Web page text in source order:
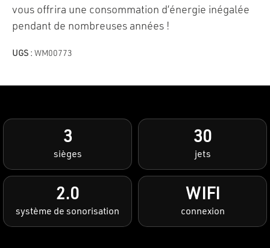
vous offrira une consommation d’énergie inégalée
pendant de nombreuses années !
UGS : WM00773
3
sièges
30
jets
2.0
système de sonorisation
WIFI
connexion